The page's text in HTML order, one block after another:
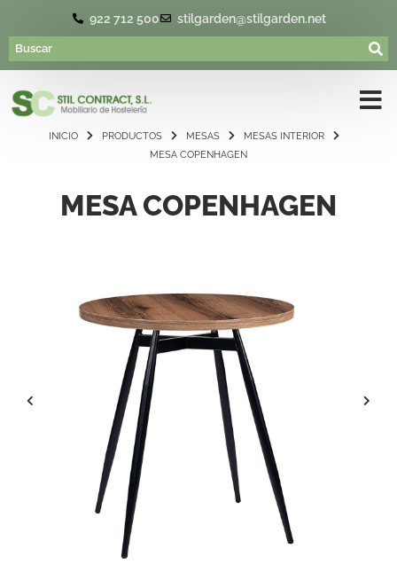
922 712 500 stilgarden@stilgarden.net
INICIO PRODUCTOS MESAS
MESAS INTERIOR
MESA COPENHAGEN
MESA COPENHAGEN